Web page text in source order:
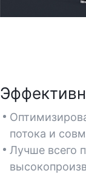
потока и
продлевая
Лучше всего